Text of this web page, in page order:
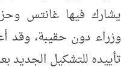
يشارك فيها غانتس
وزراء دون حقيبة، وقد